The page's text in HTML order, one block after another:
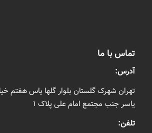
تماس با ما
آدرس:
تهران شهرک گلستان بلوار گلها یاس هفتم
یاسر جنب مجتمع امام علی پلاک ۱
تلفن: